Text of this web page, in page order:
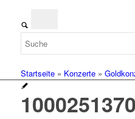
Startseite» Konzerte»
1000251370